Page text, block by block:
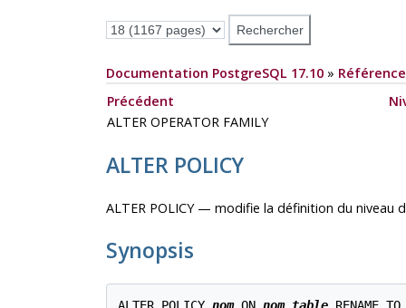
Documentation PostgreSQL 17.10» Référence
Précédent
ALTER OPERATOR FAMILY
ALTER POLICY
ALTER POLICY — modifie la définition du niveau
Synopsis